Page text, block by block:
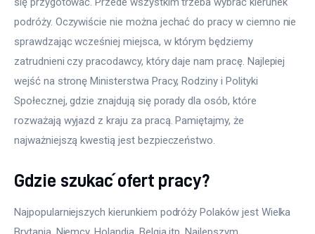
podróży. Oczywiście nie można jechać do pracy w ciemno nie
sprawdzając wcześniej miejsca, w którym będziemy
zatrudnieni czy pracodawcy, który daje nam pracę. Najlepiej
wejść na stronę Ministerstwa Pracy, Rodziny i Polityki
Społecznej, gdzie znajdują się porady dla osób, które
rozważają wyjazd z kraju za pracą. Pamiętajmy, że
najważniejszą kwestią jest bezpieczeństwo.
Gdzie szukać ofert pracy?
Najpopularniejszych kierunkiem podróży Polaków jest Wielka